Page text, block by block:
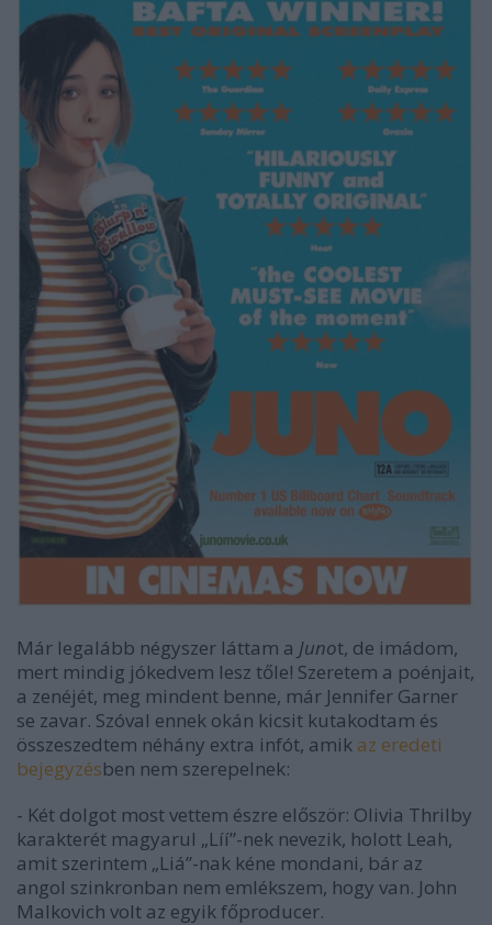
Már legalább négyszer láttam a Junot, de imádom,
mert mindig jókedvem lesz tőle! Szeretem a poénjait,
a zenéjét, meg mindent benne, már Jennifer Garner
se zavar. Szóval ennek okán kicsit kutakodtam és
összeszedtem néhány extra infót, amik az eredeti
bejegyzésben nem szerepelnek:
- Két dolgot most vettem észre először: Olivia Thrilby
karakterét magyarul „Líí”-nek nevezik, holott Leah,
amit szerintem „Liá”-nak kéne mondani, bár az
angol szinkronban nem emlékszem, hogy van. John
Malkovich volt az egyik főproducer.